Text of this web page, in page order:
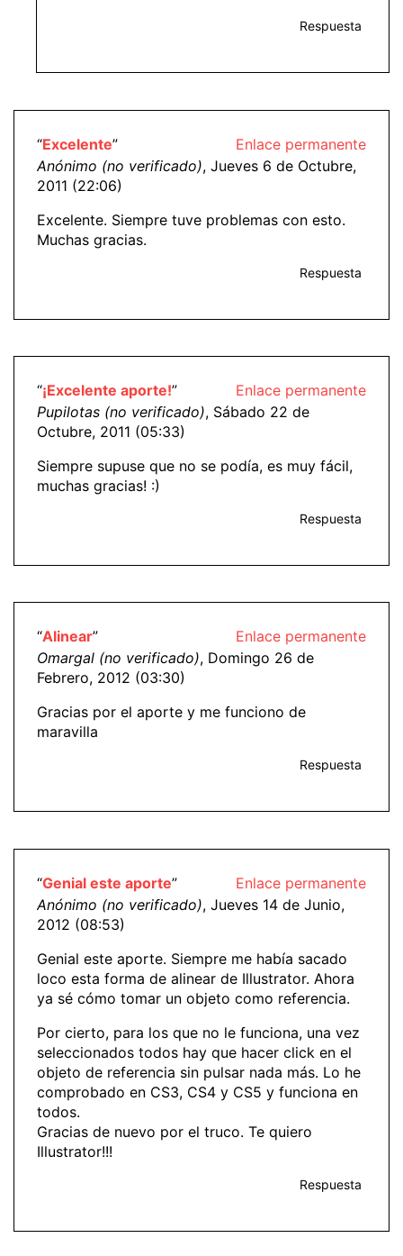
Respuesta
Enlace permanente
“Excelente”
Anónimo (no verificado), Jueves 6 de Octubre,
2011 (22:06)
Excelente. Siempre tuve problemas con esto.
Muchas gracias.
Respuesta
Enlace permanente
“¡Excelente aporte!”
Pupilotas (no verificado), Sábado 22 de
Octubre, 2011 (05:33)
Siempre supuse que no se podía, es muy fácil,
muchas gracias! :)
Respuesta
Enlace permanente
“Alinear”
Omargal (no verificado), Domingo 26 de
Febrero, 2012 (03:30)
Gracias por el aporte y me funciono de
maravilla
Respuesta
Enlace permanente
“Genial este aporte”
Anónimo (no verificado), Jueves 14 de Junio,
2012 (08:53)
Genial este aporte. Siempre me había sacado
loco esta forma de alinear de Illustrator. Ahora
ya sé cómo tomar un objeto como referencia.
Por cierto, para los que no le funciona, una vez
seleccionados todos hay que hacer click en el
objeto de referencia sin pulsar nada más. Lo he
comprobado en CS3, CS4 y CS5 y funciona en
todos.
Gracias de nuevo por el truco. Te quiero
Illustrator!!!
Respuesta